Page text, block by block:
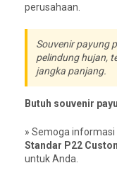
perusahaan.
Souvenir payung
pelindung hujan,
jangka panjang.
Butuh souvenir
» Semoga
Standar P22
untuk Anda.